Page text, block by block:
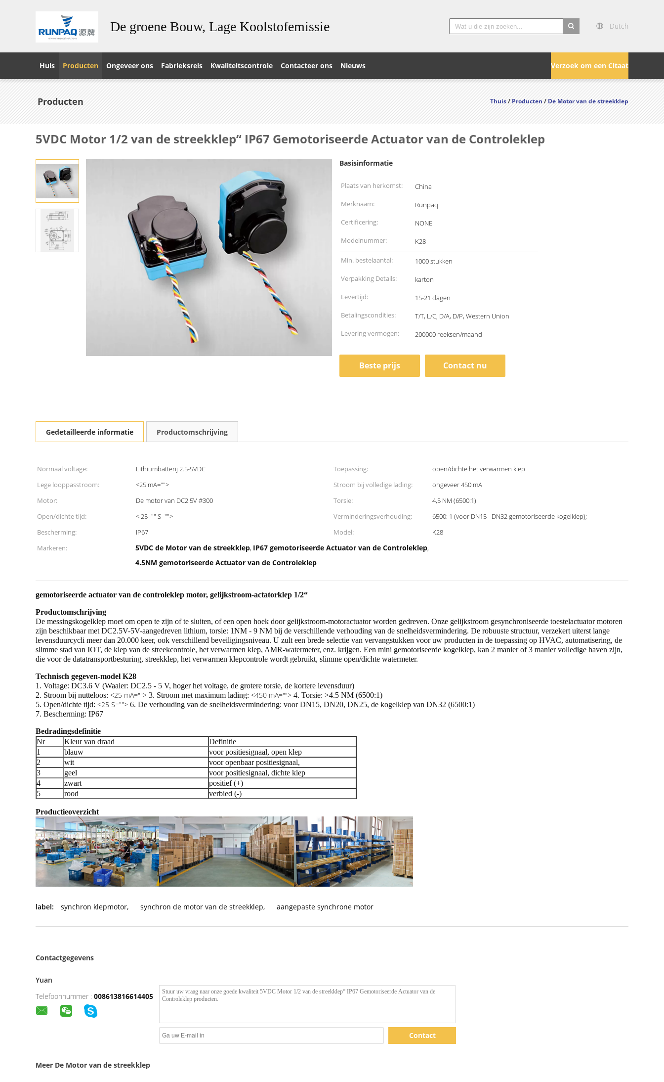
De groene Bouw, Lage Koolstofemissie Dutch
Verzoek om een Citaat
Huis Producten Ongeveer ons Fabrieksreis Kwaliteitscontrole Contacteer ons Nieuws
Producten Thuis/Producten/De Motor van de streekklep
5VDC Motor 1/2 van de streekklep“ IP67 Gemotoriseerde Actuator van de Controleklep
Basisinformatie
Plaats van herkomst:
China
Merknaam:
Runpaq
Certificering:
NONE
Modelnummer:
K28
Min. bestelaantal:
1000 stukken
Verpakking Details:
karton
Levertijd:
15-21 dagen
Betalingscondities:
T/T, L/C, D/A, D/P, Western Union
Levering vermogen:
200000 reeksen/maand
Beste prijs Contact nu
Gedetailleerde informatie Productomschrijving
Normaal voltage: Lithiumbatterij 2.5-5VDC Toepassing:
open/dichte het verwarmen klep
Lege looppasstroom:
<25 mA=""> Stroom bij volledige lading:
ongeveer 450 mA
Motor:
De motor van DC2.5V #300 Torsie:
4,5 NM (6500:1)
Open/dichte tijd:
< 25="" S=""> Verminderingsverhouding:
6500: 1 (voor DN15 - DN32 gemotoriseerde kogelklep);
Bescherming:
IP67 Model:
K28
Markeren:
5VDC de Motor van de streekklep, IP67 gemotoriseerde Actuator van de Controleklep,
4.5NM gemotoriseerde Actuator van de Controleklep
gemotoriseerde actuator van de controleklep motor, gelijkstroom-actatorklep 1/2“
Productomschrijving
De messingskogelklep moet om open te zijn of te sluiten, of een open hoek door gelijkstroom-motoractuator worden gedreven. Onze gelijkstroom gesynchroniseerde toestelactuator motoren
zijn beschikbaar met DC2.5V-5V-aangedreven lithium, torsie: 1NM - 9 NM bij de verschillende verhouding van de snelheidsvermindering. De robuuste structuur, verzekert uiterst lange
levensduurcycli meer dan 20.000 keer, ook verschillend beveiligingsniveau. U zult een brede selectie van vervangstukken voor uw producten in de toepassing op HVAC, automatisering, de
slimme stad van IOT, de klep van de streekcontrole, het verwarmen klep, AMR-watermeter, enz. krijgen. Een mini gemotoriseerde kogelklep, kan 2 manier of 3 manier volledige haven zijn,
die voor de datatransportbesturing, streekklep, het verwarmen klepcontrole wordt gebruikt, slimme open/dichte watermeter.
Technisch gegeven-model K28
1. Voltage: DC3.6 V (Waaier: DC2.5 - 5 V, hoger het voltage, de grotere torsie, de kortere levensduur)
2. Stroom bij nutteloos: <25 mA=""> 3. Stroom met maximum lading: <450 mA=""> 4. Torsie: >4.5 NM (6500:1)
5. Open/dichte tijd: <25 S=""> 6. De verhouding van de snelheidsvermindering: voor DN15, DN20, DN25, de kogelklep van DN32 (6500:1)
7. Bescherming: IP67
Bedradingsdefinitie
Nr
Kleur van draad
Definitie
1
blauw
voor positiesignaal, open klep
2
wit
voor openbaar positiesignaal,
3
geel
voor positiesignaal, dichte klep
4
zwart
positief (+)
5
rood verbied (-)
Productieoverzicht
label: synchron klepmotor, synchron de motor van de streekklep, aangepaste synchrone motor
Contactgegevens
Yuan
Telefoonnummer : 008613816614405
Contact
Meer De Motor van de streekklep